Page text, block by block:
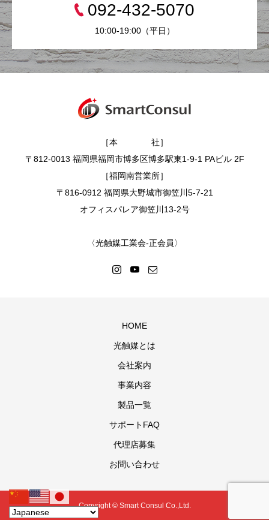
092-432-5070
10:00-19:00（平日）
［本 社］
〒812-0013 福岡県福岡市博多区博多駅東1-9-1 PAビル 2F
［福岡南営業所］
〒816-0912 福岡県大野城市御笠川5-7-21
オフィスパレア御笠川13-2号
〈光触媒工業会-正会員〉
HOME
光触媒とは
会社案内
事業内容
製品一覧
サポートFAQ
代理店募集
お問い合わせ
Copyright © Smart Consul Co.,Ltd.